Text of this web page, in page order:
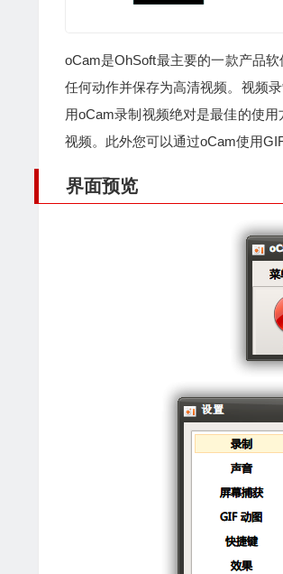
oCam是OhSoft最主要的一款产品
任何动作并保存为高清视频。视频
用oCam录制视频绝对是最佳的使
视频。此外您可以通过oCam使用
界面预览